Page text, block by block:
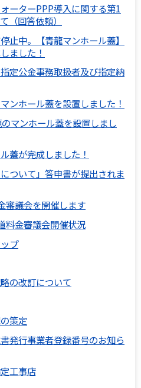
ーターPPP導入に関する第1
（回答依頼）
止中。【青龍マンホール蓋】
ました！
定公金事務取扱者及び指定納
ンホール蓋を設置しました！
のマンホール蓋を設置しまし
蓋が完成しました！
ついて」答申書が提出されま
審議会を開催します
料金審議会開催状況
プ
の改訂について
策定
発行事業者登録番号のお知ら
工事店